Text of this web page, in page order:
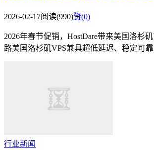
2026-02-17阅读(990)赞(0)
2026年春节促销，HostDare带来美国洛杉
路美国洛杉矶VPS兼具超低延迟、稳定可
行业新闻